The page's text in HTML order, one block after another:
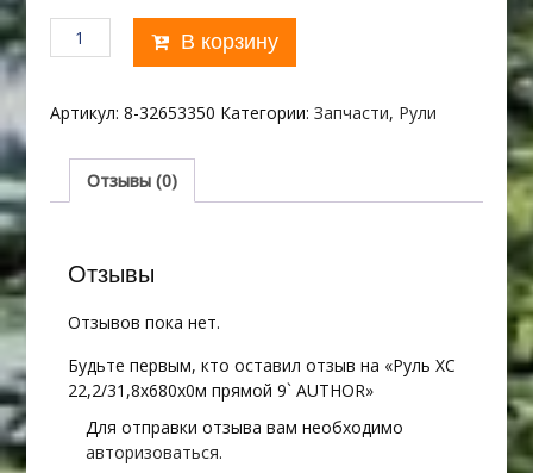
Количество
товара
XC
22,2/31,8х680х0м
прямой
AUTHOR
В корзину
Артикул: 8-32653350 Категории: Запчасти, Рули
Отзывы (0)
Отзывы
Отзывов пока нет.
Будьте первым, кто оставил отзыв на «Руль XC
22,2/31,8х680х0м прямой 9` AUTHOR»
Для отправки отзыва вам необходимо
авторизоваться.